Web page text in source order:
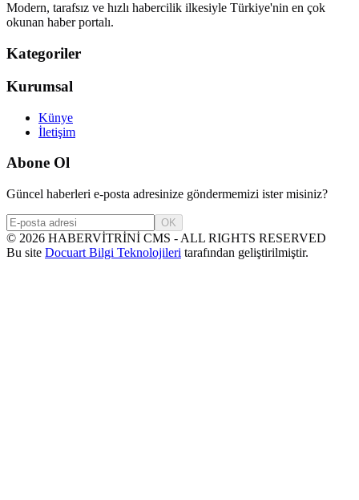
Modern, tarafsız ve hızlı habercilik ilkesiyle Türkiye'nin en çok
okunan haber portalı.
Kategoriler
Kurumsal
Künye
İletişim
Abone Ol
Güncel haberleri e-posta adresinize göndermemizi ister misiniz?
OK
© 2026 HABERVİTRİNİ CMS - ALL RIGHTS RESERVED
Bu site Docuart Bilgi Teknolojileri tarafından geliştirilmiştir.